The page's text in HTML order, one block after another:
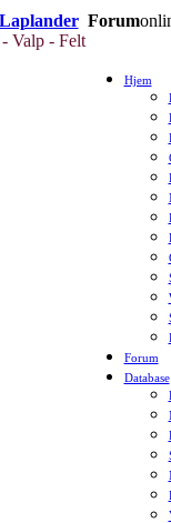
Laplander Forum
Valp - Felt
Hjem
Forum
Database